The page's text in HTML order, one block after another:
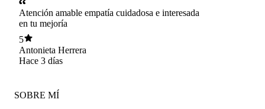
Atención amable empatía cuidadosa e interesada
en tu mejoría
5
Antonieta Herrera
Hace 3 días
SOBRE MÍ